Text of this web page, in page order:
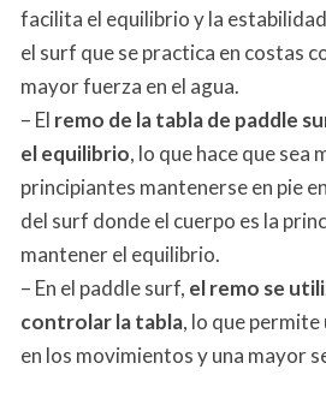
facilita el equilibrio y la
el surf que se practica en costas
mayor fuerza en el agua.
– El remo de la tabla de paddle
el equilibrio, lo que hace que sea
principiantes mantenerse en pie
del surf donde el cuerpo es la
mantener el equilibrio.
– En el paddle surf, el remo se
controlar la tabla, lo que
en los movimientos y una mayor